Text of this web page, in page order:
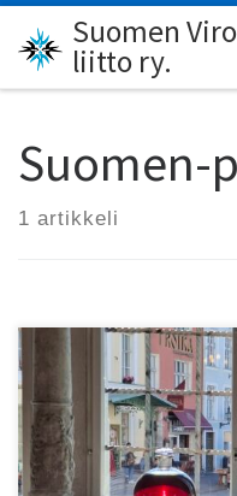
Skip to content
Suomen
liitto ry.
Suomen-
1 artikkeli
Kuluva vuosi on ollut